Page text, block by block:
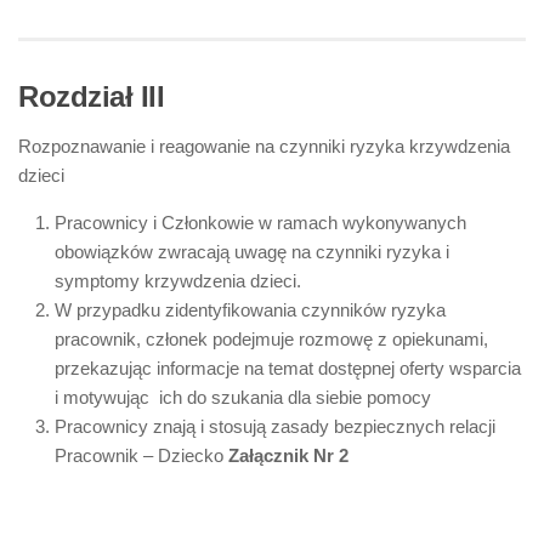
Rozdział III
Rozpoznawanie i reagowanie na czynniki ryzyka krzywdzenia
dzieci
Pracownicy i Członkowie w ramach wykonywanych
obowiązków zwracają uwagę na czynniki ryzyka i
symptomy krzywdzenia dzieci.
W przypadku zidentyfikowania czynników ryzyka
pracownik, członek podejmuje rozmowę z opiekunami,
przekazując informacje na temat dostępnej oferty wsparcia
i motywując ich do szukania dla siebie pomocy
Pracownicy znają i stosują zasady bezpiecznych relacji
Pracownik – Dziecko Załącznik Nr 2